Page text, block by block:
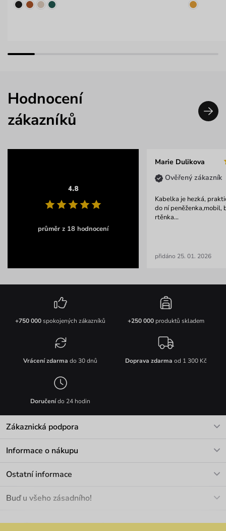
Hodnocení
zákazníků
4.8
průměr z 18 hodnocení
Marie Dulikova
Ověřený zákazník
Kabelka je hezká,
do ní peněženka,mobil,
rtěnka...
přidáno 25. 01. 2026
+750 000spokojených zákazníků +250 000produktů skladem
Vrácení zdarma do 30 dnů Doprava zdarma od 1 300 Kč
Doručenído 24 hodin
Zákaznická podpora
Informace o nákupu
Materiály a údržba
Ostatní informace
Velkoobchod
Buď u všeho zásadního!